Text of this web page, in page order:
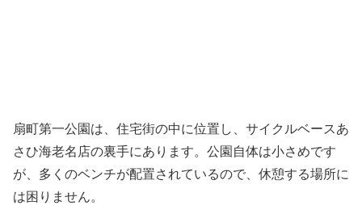
扇町第一公園は、住宅街の中に位置し、サイクルベースあ
さひ海老名店の裏手にあります。公園自体は小さめです
が、多くのベンチが配置されているので、休憩する場所に
は困りません。